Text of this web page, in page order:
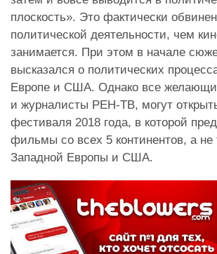
плоскость». Это фактически
политической деятельности, чем
занимается. При этом в начале
высказался о политических
Европе и США. Однако все
и журналисты РЕН-ТВ, могут
фестиваля 2018 года, в которой
фильмы со всех 5 континентов, а не
Западной Европы и США.